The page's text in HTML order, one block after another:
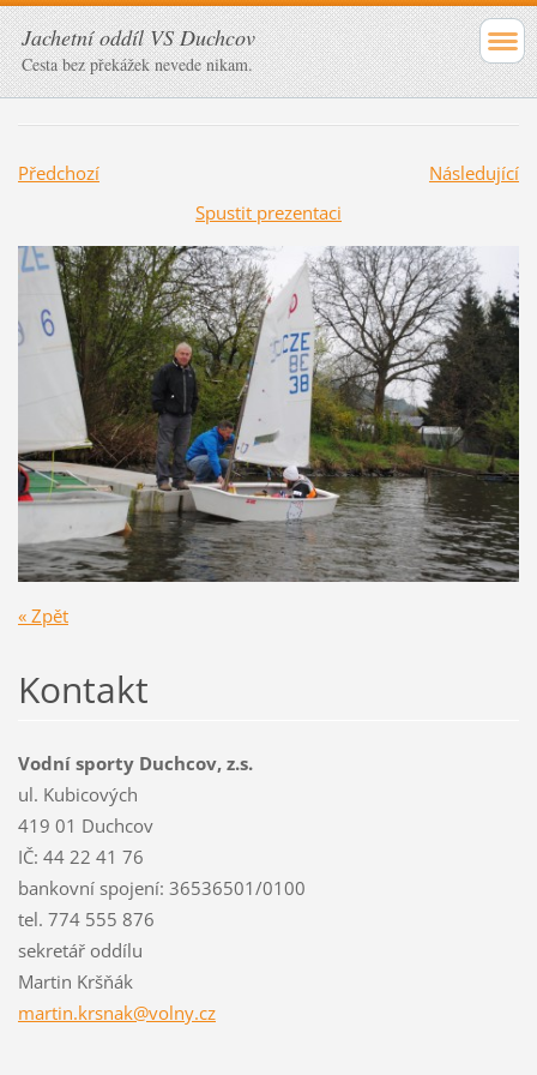
Jachetní oddíl VS Duchcov
Cesta bez překážek nevede nikam.
Předchozí
Následující
Spustit prezentaci
« Zpět
Kontakt
Vodní sporty Duchcov, z.s.
ul. Kubicových
419 01 Duchcov
IČ: 44 22 41 76
bankovní spojení: 36536501/0100
tel. 774 555 876
sekretář oddílu
Martin Kršňák
martin.krsnak@volny.cz